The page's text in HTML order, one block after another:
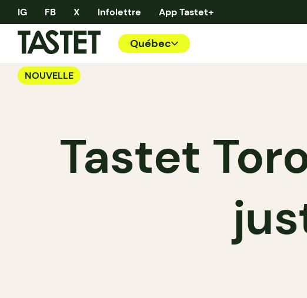
IG FB X Infolettre App Tastet+
Québec
NOUVELLE
Tastet